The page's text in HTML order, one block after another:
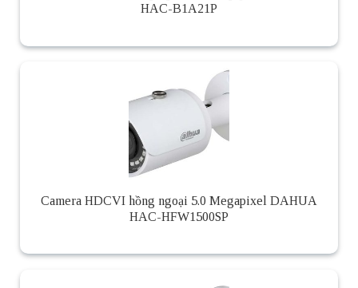
HAC-B1A21P
Camera HDCVI hồng ngoại 5.0 Megapixel DAHUA
HAC-HFW1500SP